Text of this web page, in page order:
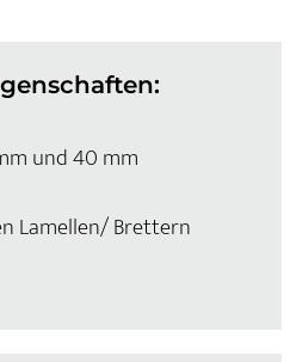
und 40 mm
Lamellen/ Brettern